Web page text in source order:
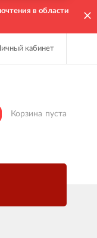
в области
кабинет
Корзина пуста